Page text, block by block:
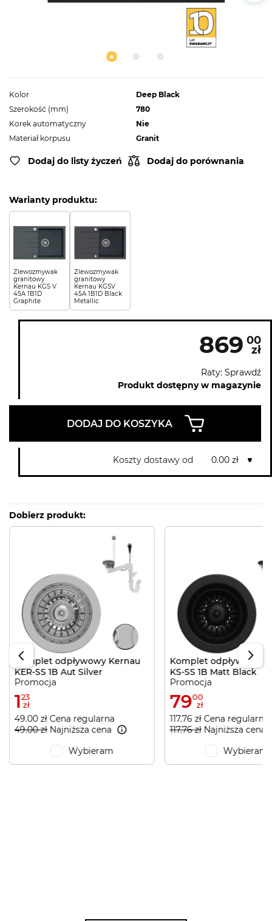
Kolor
Deep Black
Szerokość (mm)
780
Korek automatyczny
Nie
Materiał korpusu
Granit
Dodaj do listy życzeń Dodaj do porównania
Warianty produktu:
Zlewozmywak
granitowy
Kernau KGS V
45A 1B1D
Graphite
Zlewozmywak
granitowy
Kernau KGSV
45A 1B1D Black
Metallic
869 00
zł
Raty: Sprawdź
Produkt dostępny w magazynie
DODAJ DO KOSZYKA
Koszty dostawy od 0.00 zł
Dobierz produkt:
Komplet odpływowy Kernau
KER-SS 1B Aut Silver
Promocja
123
zł
49.00 zł Cena regularna
49.00 złNajniższa cena
Wybieram
Komplet odpływowy
KS-SS 1B Matt Black
Promocja
7900
zł
117.76 zł Cena regularna
117.76 złNajniższa cena
Wybieram